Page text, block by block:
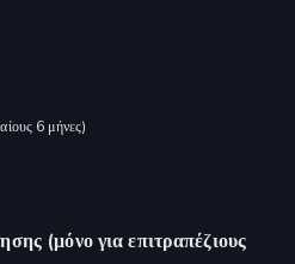
6 μήνες)
(μόνο για επιτραπέζιους